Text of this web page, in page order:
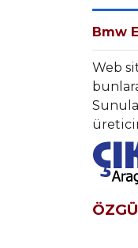
Bmw
Web